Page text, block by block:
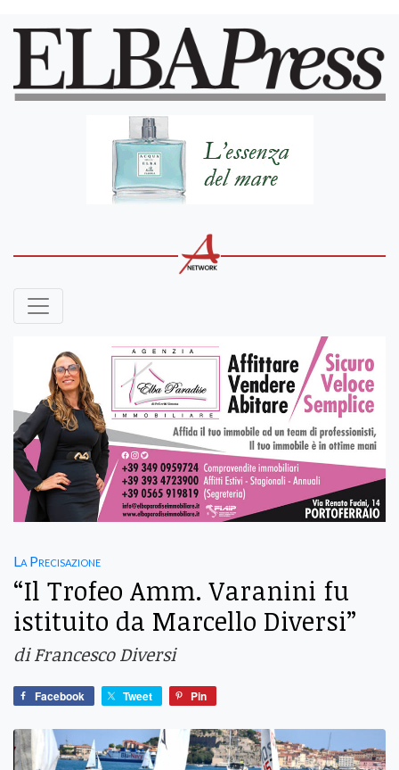
La Precisazione
“Il Trofeo Amm. Varanini fu
istituito da Marcello Diversi”
di Francesco Diversi
Facebook Tweet Pin